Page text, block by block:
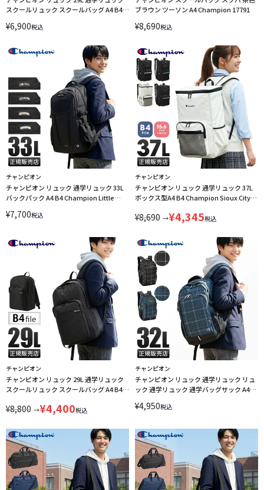
スクールリュック スクールバッグ A4 B4
¥6,900税込
ブラウン ツーソン A4 Champion 17791
¥8,690税込
チャンピオン
チャンピオン リュック 通学リュック 33L
バックパック A4 B4 Champion Little
¥7,700税込
チャンピオン
チャンピオン リュック 通学リュック 37L
ボックス型A4 B4 Champion Sioux City
¥8,690 →¥4,345税込
チャンピオン
チャンピオン リュック 29L 通学リュック
スクールリュック スクールバッグ A4 B4
¥8,800 →¥4,400税込
チャンピオン
チャンピオン リュック 通学リュック リュ
ック 通学リュック 通学バッグサック A4
¥4,950税込